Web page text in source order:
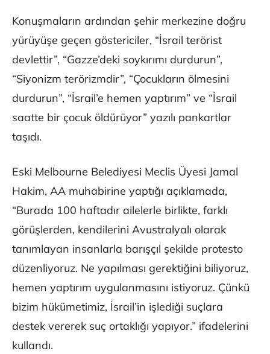
Konuşmaların ardından şehir merkezine doğru
yürüyüşe geçen göstericiler, “İsrail terörist
devlettir”, “Gazze’deki soykırımı durdurun”,
“Siyonizm terörizmdir”, “Çocukların ölmesini
durdurun”, “İsrail’e hemen yaptırım” ve “İsrail
saatte bir çocuk öldürüyor” yazılı pankartlar
taşıdı.
Eski Melbourne Belediyesi Meclis Üyesi Jamal
Hakim, AA muhabirine yaptığı açıklamada,
“Burada 100 haftadır ailelerle birlikte, farklı
görüşlerden, kendilerini Avustralyalı olarak
tanımlayan insanlarla barışçıl şekilde protesto
düzenliyoruz. Ne yapılması gerektiğini biliyoruz,
hemen yaptırım uygulanmasını istiyoruz. Çünkü
bizim hükümetimiz, İsrail’in işlediği suçlara
destek vererek suç ortaklığı yapıyor.” ifadelerini
kullandı.